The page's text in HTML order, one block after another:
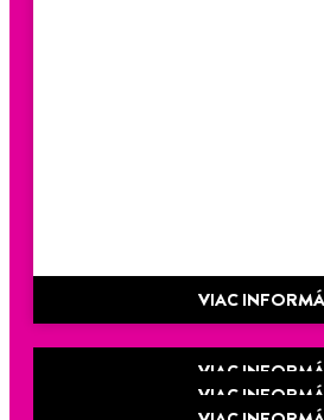
VIAC
TANGIT PVC-U
VIAC
VIAC